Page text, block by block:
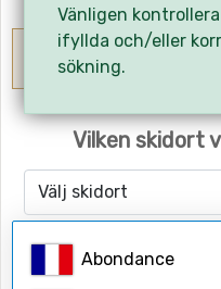
OBS! Ange
Vilken skidort
Välj skidort
Abondance
Vänligen
ifyllda och/eller
sökning.